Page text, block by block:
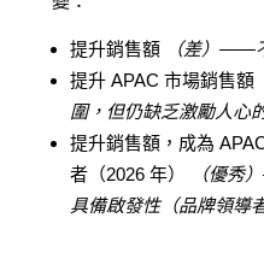
提升銷售額
（差）——
提升 APAC 市場銷售額
圍，但仍缺乏激勵人心
提升銷售額，成為
者（2026 年）
（優秀
具備啟發性（品牌領導